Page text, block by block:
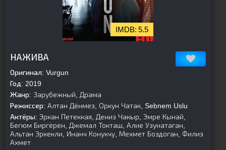
5.5
НАЖИВА
Оригинал: Vurgun
Год: 2019
Жанр: Зарубежный, Драма
Режиссер: Алтан Дёнмез, Оркун Чатак, Sebnem Uslu
Актёры: Эркан Петеккая, Дениз Чакыр, Эмре Кынай,
Бегюм Биргёрен, Джемал Токташ, Алие Узунатаган,
Альтан Эркекли, Инанч Конукчу, Мехмет Боздоган, Филиз
Ахмет